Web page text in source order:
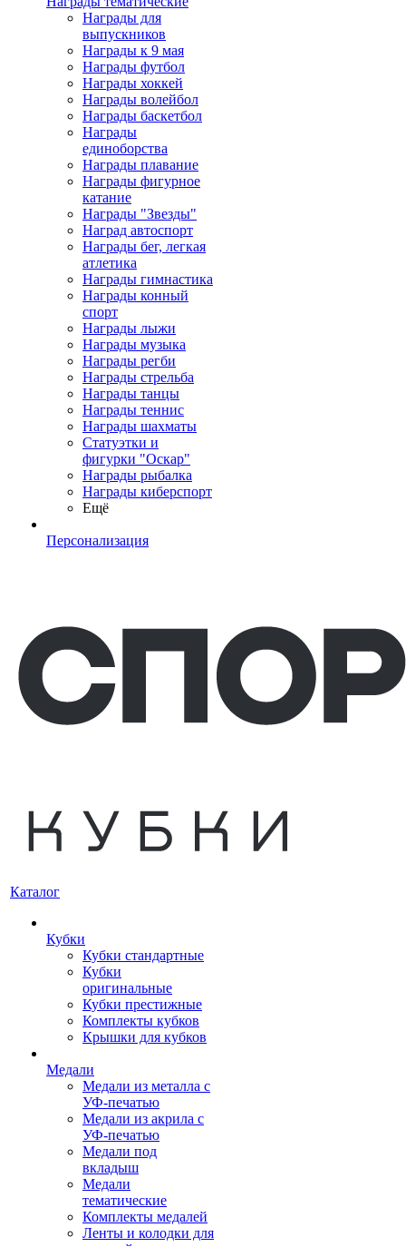
Награды для
выпускников
Награды к 9 мая
Награды футбол
Награды хоккей
Награды волейбол
Награды баскетбол
Награды
единоборства
Награды плавание
Награды фигурное
катание
Награды "Звезды"
Наград автоспорт
Награды бег, легкая
атлетика
Награды гимнастика
Награды конный
спорт
Награды лыжи
Награды музыка
Награды регби
Награды стрельба
Награды танцы
Награды теннис
Награды шахматы
Статуэтки и
фигурки "Оскар"
Награды рыбалка
Награды киберспорт
Ещё
Персонализация
Каталог
Кубки
Кубки стандартные
Кубки
оригинальные
Кубки престижные
Комплекты кубков
Крышки для кубков
Медали
Медали из металла с
УФ-печатью
Медали из акрила с
УФ-печатью
Медали под
вкладыш
Медали
тематические
Комплекты медалей
Ленты и колодки для